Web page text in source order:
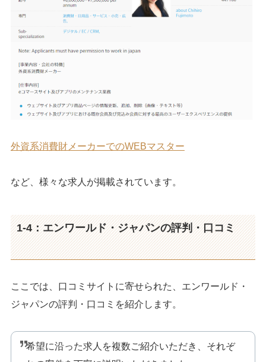
外資系消費財メーカーでのWEBマスター
など、様々な求人が掲載されています。
1-4：エンワールド・ジャパンの評判・口コミ
ここでは、口コミサイトに寄せられた、エンワールド・
ジャパンの評判・口コミを紹介します。
希望に沿った求人を複数ご紹介いただき、それぞ